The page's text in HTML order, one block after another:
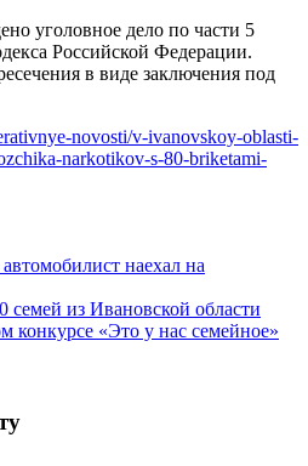
уголовное дело по части 5
Российской Федерации.
в виде заключения под
novosti/v-ivanovskoy-oblasti-
narkotikov-s-80-briketami-
наехал на
семей из Ивановской области
конкурсе «Это у нас семейное»